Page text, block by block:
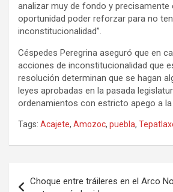
analizar muy de fondo y precisamente
oportunidad poder reforzar para no
inconstitucionalidad”.
Céspedes Peregrina aseguró que en
acciones de inconstitucionalidad que
resolución determinan que se hagan
leyes aprobadas en la pasada
ordenamientos con estricto apego a la
Tags: Acajete, Amozoc, puebla,
Choque entre tráileres en el Arco